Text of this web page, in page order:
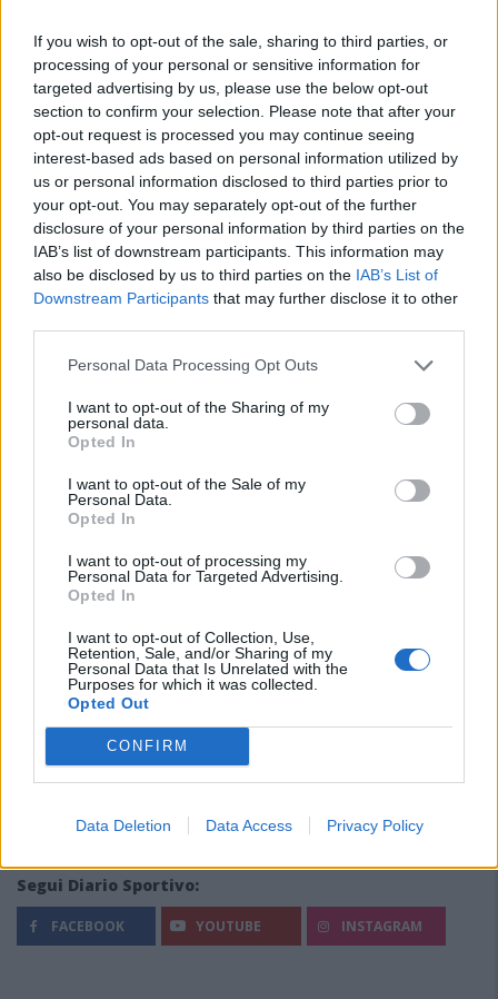
If you wish to opt-out of the sale, sharing to third parties, or
processing of your personal or sensitive information for
targeted advertising by us, please use the below opt-out
section to confirm your selection. Please note that after your
opt-out request is processed you may continue seeing
interest-based ads based on personal information utilized by
us or personal information disclosed to third parties prior to
your opt-out. You may separately opt-out of the further
disclosure of your personal information by third parties on the
IAB’s list of downstream participants. This information may
also be disclosed by us to third parties on the IAB’s List of
Downstream Participants that may further disclose it to other
Personal Data Processing Opt Outs
I want to opt-out of the Sharing of my
personal data.
Opted In
I want to opt-out of the Sale of my
Personal Data.
Opted In
I want to opt-out of processing my
Personal Data for Targeted Advertising.
Opted In
I want to opt-out of Collection, Use,
Retention, Sale, and/or Sharing of my
Personal Data that Is Unrelated with the
Purposes for which it was collected.
Opted Out
CONFIRM
Data Deletion Data Access Privacy Policy
Il Latte Dolce prende Dumani dalla Torres,
Mascia, Sorgente, Lopes, Limberti e Cherchi
gli altri acquisti
8 Ago 2026
Il Monastir riparte dai pilastri Masia, Pinna e
Aloia, il primo acquisto è Loru
7 Ago 2026
L'Ilva si completa con Markic, Contucci,
Carlucci, Bevilacqua, Solinas, Souare e Galic
7 Ago 2026
Il Selargius rinforza il centrocampo con
Manuel Rinino e Samuele Vacca
Segui Diario Sportivo:
FACEBOOK YOUTUBE INSTAGRAM